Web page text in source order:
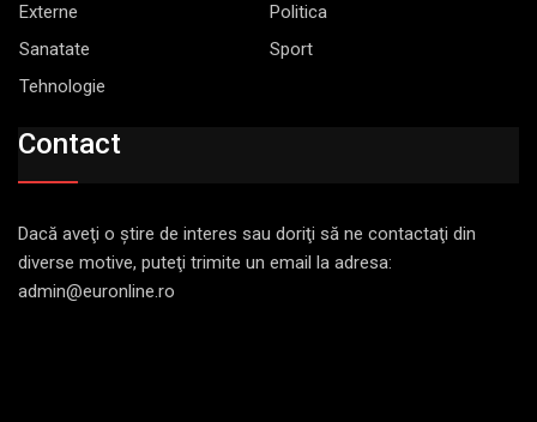
Externe
Politica
Sanatate
Sport
Tehnologie
Contact
Dacă aveţi o ştire de interes sau doriţi să ne contactaţi din
diverse motive, puteţi trimite un email la adresa:
admin@euronline.ro